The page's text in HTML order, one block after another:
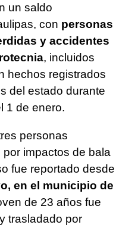
un saldo
con personas
y accidentes
, incluidos
hechos registrados
del estado durante
1 de enero.
personas
impactos de bala
fue reportado desde
en el municipio de
de 23 años fue
trasladado por